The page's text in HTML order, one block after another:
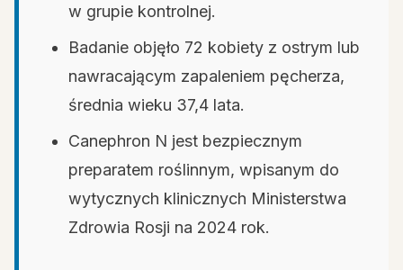
w grupie kontrolnej.
Badanie objęło 72 kobiety z ostrym lub
nawracającym zapaleniem pęcherza,
średnia wieku 37,4 lata.
Canephron N jest bezpiecznym
preparatem roślinnym, wpisanym do
wytycznych klinicznych Ministerstwa
Zdrowia Rosji na 2024 rok.